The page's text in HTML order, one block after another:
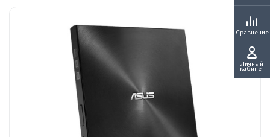
Сравнение
Личный
кабинет